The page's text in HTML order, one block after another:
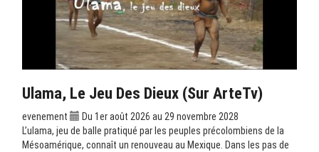
Ulama, Le Jeu Des Dieux (sur ArteTv)
evenement
Du 1er août 2026 au 29 novembre 2028
L’ulama, jeu de balle pratiqué par les peuples précolombiens de la
Mésoamérique, connaît un renouveau au Mexique. Dans les pas de